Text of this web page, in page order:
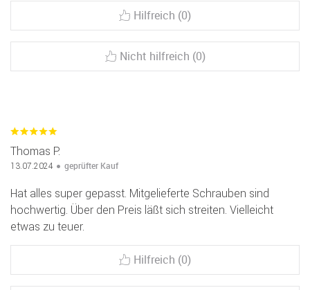
Hilfreich (0)
Nicht hilfreich (0)
Thomas P.
13.07.2024 geprüfter Kauf
Hat alles super gepasst. Mitgelieferte Schrauben sind
hochwertig. Über den Preis läßt sich streiten. Vielleicht
etwas zu teuer.
Hilfreich (0)